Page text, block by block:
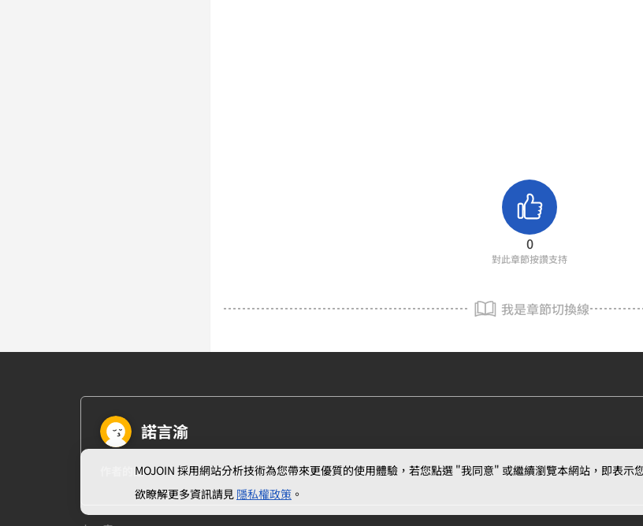
0
對此章節按讚支持
我是章節切換線
諾言渝
作者的話MOJOIN 採用網站分析技術為您帶來更優質的使用體驗，若您點選 "我同意" 或繼續瀏覽本網站，即表示
欲瞭解更多資訊請見 隱私權政策 。